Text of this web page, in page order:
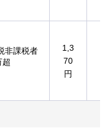
非課税者
超
1,3
70
円